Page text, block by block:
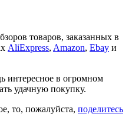
товаров, заказанных в
AliExpress, Amazon, Ebay и
интересное в огромном
удачную покупку.
то, пожалуйста, поделитесь